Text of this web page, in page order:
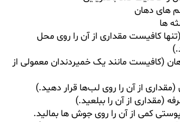
های دهان
ها
کافیست مقداری از آن را روی محل
(کافیست مانند یک خمیردندان معمولی از
از آن را روی لب‌ها قرار دهید.)
(مقداری از آن را ببلعید.)
کمی از آن را روی جوش ها بمالید.